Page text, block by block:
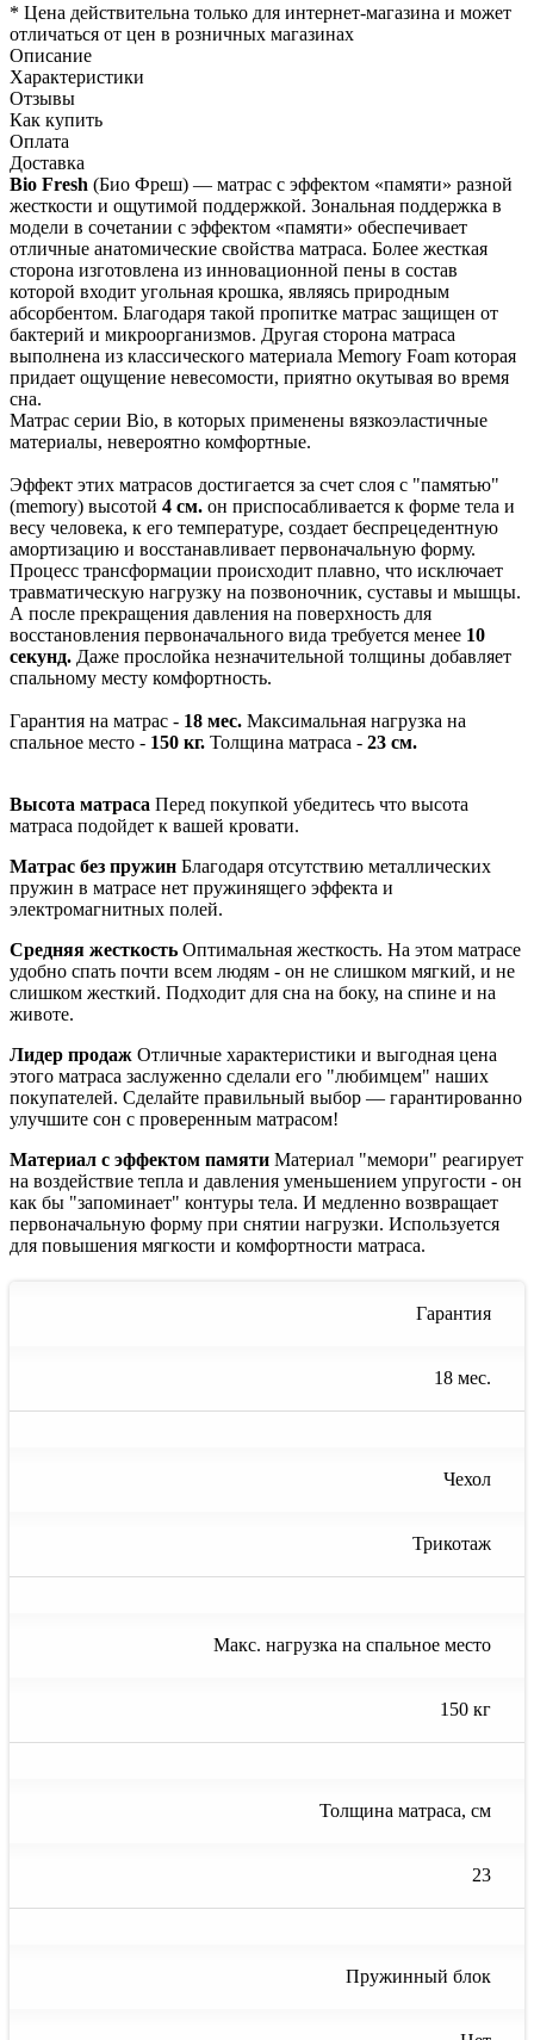
* Цена действительна только для интернет-магазина и может
отличаться от цен в розничных магазинах
Описание
Характеристики
Отзывы
Как купить
Оплата
Доставка
Bio Fresh (Био Фреш) — матрас с эффектом «памяти» разной
жесткости и ощутимой поддержкой. Зональная поддержка в
модели в сочетании с эффектом «памяти» обеспечивает
отличные анатомические свойства матраса. Более жесткая
сторона изготовлена из инновационной пены в состав
которой входит угольная крошка, являясь природным
абсорбентом. Благодаря такой пропитке матрас защищен от
бактерий и микроорганизмов. Другая сторона матраса
выполнена из классического материала Memory Foam которая
придает ощущение невесомости, приятно окутывая во время
сна.
Матрас серии Bio, в которых применены вязкоэластичные
материалы, невероятно комфортные.
Эффект этих матрасов достигается за счет слоя с "памятью"
(memory) высотой 4 см. он приспосабливается к форме тела и
весу человека, к его температуре, создает беспрецедентную
амортизацию и восстанавливает первоначальную форму.
Процесс трансформации происходит плавно, что исключает
травматическую нагрузку на позвоночник, суставы и мышцы.
А после прекращения давления на поверхность для
восстановления первоначального вида требуется менее 10
секунд. Даже прослойка незначительной толщины добавляет
спальному месту комфортность.
Гарантия на матрас - 18 мес. Максимальная нагрузка на
спальное место - 150 кг. Толщина матраса - 23 см.
Высота матраса Перед покупкой убедитесь что высота
матраса подойдет к вашей кровати.
Матрас без пружин Благодаря отсутствию металлических
пружин в матрасе нет пружинящего эффекта и
электромагнитных полей.
Средняя жесткость Оптимальная жесткость. На этом матрасе
удобно спать почти всем людям - он не слишком мягкий, и не
слишком жесткий. Подходит для сна на боку, на спине и на
животе.
Лидер продаж Отличные характеристики и выгодная цена
этого матраса заслуженно сделали его "любимцем" наших
покупателей. Сделайте правильный выбор — гарантированно
улучшите сон с проверенным матрасом!
Материал с эффектом памяти Материал "мемори" реагирует
на воздействие тепла и давления уменьшением упругости - он
как бы "запоминает" контуры тела. И медленно возвращает
первоначальную форму при снятии нагрузки. Используется
для повышения мягкости и комфортности матраса.
Гарантия
18 мес.
Чехол
Трикотаж
Макс. нагрузка на спальное место
150 кг
Толщина матраса, см
23
Пружинный блок